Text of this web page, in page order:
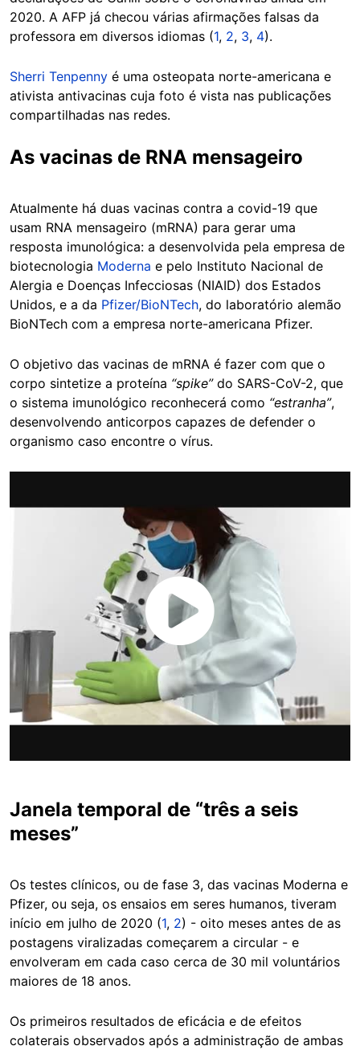
2020. A AFP já checou várias afirmações falsas da
professora em diversos idiomas (1, 2, 3, 4).
Sherri Tenpenny é uma osteopata norte-americana e
ativista antivacinas cuja foto é vista nas publicações
compartilhadas nas redes.
As vacinas de RNA mensageiro
Atualmente há duas vacinas contra a covid-19 que
usam RNA mensageiro (mRNA) para gerar uma
resposta imunológica: a desenvolvida pela empresa de
biotecnologia Moderna e pelo Instituto Nacional de
Alergia e Doenças Infecciosas (NIAID) dos Estados
Unidos, e a da Pfizer/BioNTech, do laboratório alemão
BioNTech com a empresa norte-americana Pfizer.
O objetivo das vacinas de mRNA é fazer com que o
corpo sintetize a proteína “spike”do SARS-CoV-2, que
o sistema imunológico reconhecerá como “estranha”,
desenvolvendo anticorpos capazes de defender o
organismo caso encontre o vírus.
Janela temporal de “três a seis
meses”
Os testes clínicos, ou de fase 3, das vacinas Moderna e
Pfizer, ou seja, os ensaios em seres humanos, tiveram
início em julho de 2020 (1, 2) - oito meses antes de as
postagens viralizadas começarem a circular - e
envolveram em cada caso cerca de 30 mil voluntários
maiores de 18 anos.
Os primeiros resultados de eficácia e de efeitos
colaterais observados após a administração de ambas